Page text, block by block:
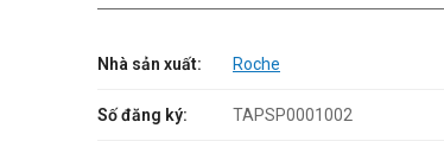
Nhà sản xuất: Roche
Số đăng ký: TAPSP0001002